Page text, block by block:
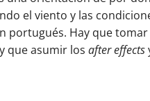
el viento y las
portugués. Hay que
que asumir losafter effects